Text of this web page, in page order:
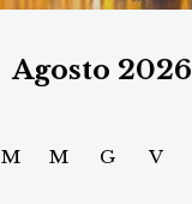
Agosto 2026
M M G V